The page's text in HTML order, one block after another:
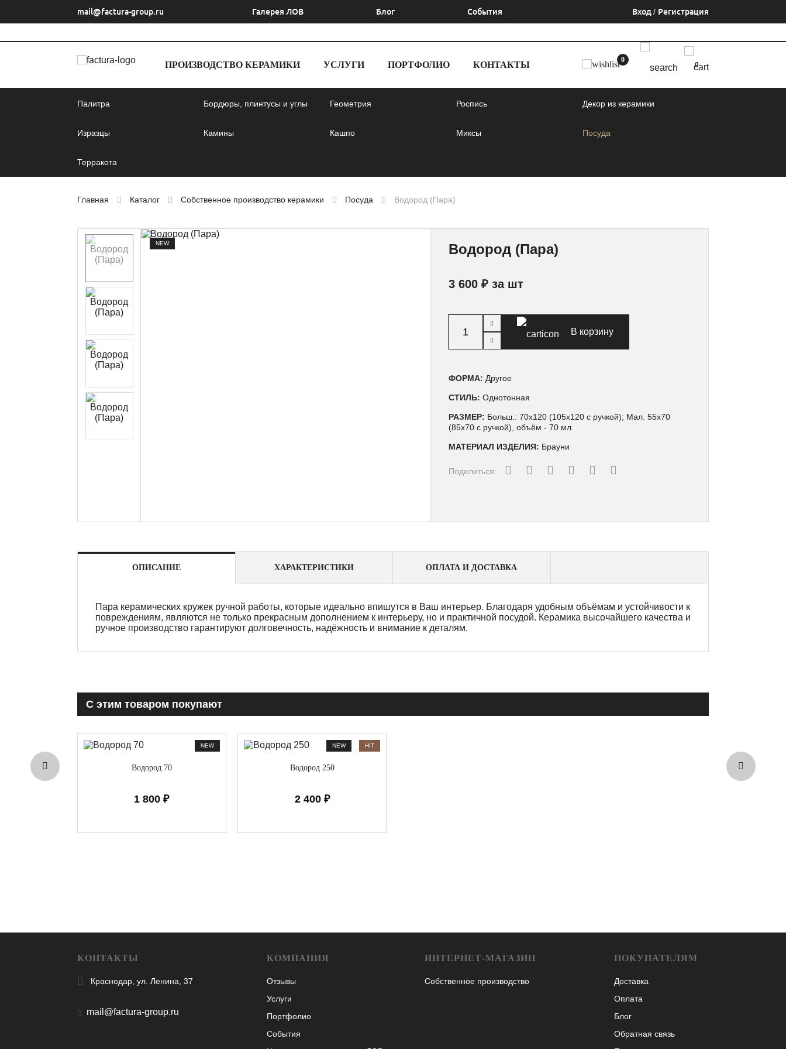
mail@factura-group.ru Галерея ЛОВ Блог События Вход/ Регистрация
ПРОИЗВОДСТВО КЕРАМИКИ УСЛУГИ ПОРТФОЛИО КОНТАКТЫ 0
0
Палитра Бордюры, плинтусы и углы Геометрия Роспись Декор из керамики
Изразцы Камины Кашпо Миксы Посуда
Терракота
Главная Каталог Собственное производство керамики Посуда Водород (Пара)
NEW Водород (Пара)
3 600 ₽ за шт
В корзину
ФОРМА: Другое
СТИЛЬ: Однотонная
РАЗМЕР: Больш.: 70х120 (105х120 с ручкой); Мал. 55х70
(85х70 с ручкой), объём - 70 мл.
МАТЕРИАЛ ИЗДЕЛИЯ: Брауни
Поделиться:
ОПИСАНИЕ ХАРАКТЕРИСТИКИ ОПЛАТА И ДОСТАВКА
Пара керамических кружек ручной работы, которые идеально впишутся в Ваш интерьер. Благодаря удобным объёмам и устойчивости к
повреждениям, являются не только прекрасным дополнением к интерьеру, но и практичной посудой. Керамика высочайшего качества и
ручное производство гарантируют долговечность, надёжность и внимание к деталям.
С этим товаром покупают
NEW
Водород 70
1 800 ₽
NEW HIT
Водород 250
2 400 ₽
КОНТАКТЫ
Краснодар, ул. Ленина, 37
mail@factura-group.ru
КОМПАНИЯ
Отзывы
Услуги
Портфолио
События
ИНТЕРНЕТ-МАГАЗИН
Собственное производство
ПОКУПАТЕЛЯМ
Доставка
Оплата
Блог
Обратная связь